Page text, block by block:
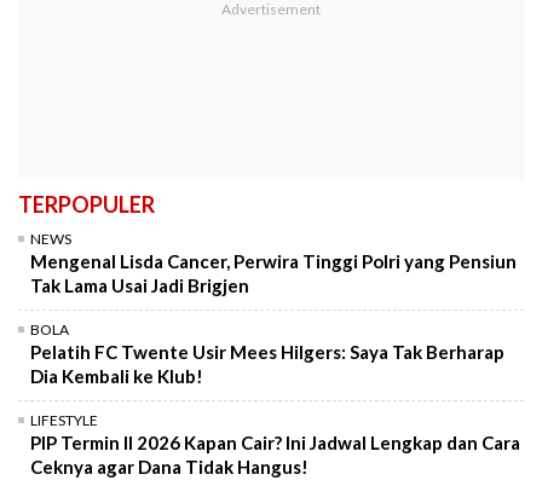
TERPOPULER
NEWS
Mengenal Lisda Cancer, Perwira Tinggi Polri yang Pensiun
Tak Lama Usai Jadi Brigjen
BOLA
Pelatih FC Twente Usir Mees Hilgers: Saya Tak Berharap
Dia Kembali ke Klub!
LIFESTYLE
PIP Termin II 2026 Kapan Cair? Ini Jadwal Lengkap dan Cara
Ceknya agar Dana Tidak Hangus!